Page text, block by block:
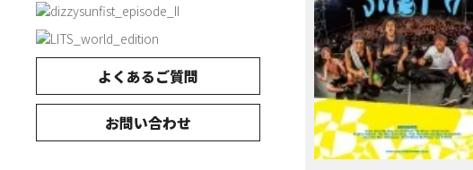
よくあるご質問
お問い合わせ